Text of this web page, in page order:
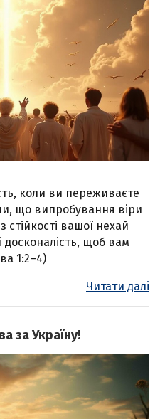
коли ви переживаєте
що випробування віри
стійкості вашої нехай
досконалість, щоб вам
1:2–4)
Читати далі
за Україну!